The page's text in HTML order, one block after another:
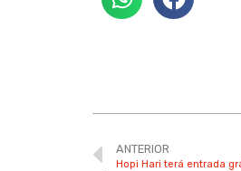
ANTERIOR
Hopi Hari terá entrada